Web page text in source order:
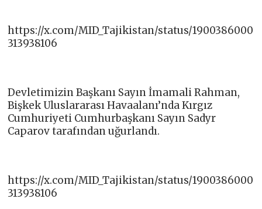
https://x.com/MID_Tajikistan/status/1900386000
313938106
Devletimizin Başkanı Sayın İmamali Rahman,
Bişkek Uluslararası Havaalanı’nda Kırgız
Cumhuriyeti Cumhurbaşkanı Sayın Sadyr
Caparov tarafından uğurlandı.
https://x.com/MID_Tajikistan/status/1900386000
313938106